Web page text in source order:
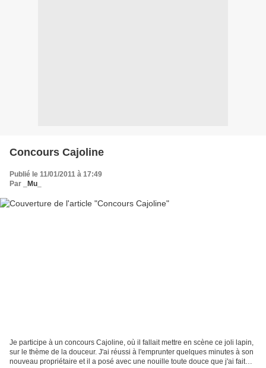
Concours Cajoline
Publié le 11/01/2011 à 17:49
Par
_Mu_
Je participe à un concours Cajoline, où il fallait mettre en scène ce joli lapin,
sur le thème de la douceur. J'ai réussi à l'emprunter quelques minutes à son
nouveau propriétaire et il a posé avec une nouille toute douce que j'ai fait